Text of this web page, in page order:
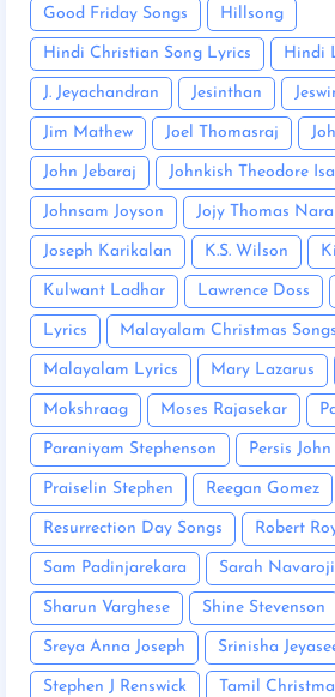
Good Friday Songs Hillsong
Hindi Christian Song Lyrics Hindi
J. Jeyachandran Jesinthan
Jim Mathew Joel Thomasraj
John Jebaraj Johnkish Theodore
Johnsam Joyson Jojy Thomas
Joseph Karikalan K.S. Wilson
Kulwant Ladhar Lawrence Doss
Lyrics Malayalam Christmas Songs
Malayalam Lyrics Mary Lazarus
Mokshraag Moses Rajasekar
Paraniyam Stephenson Persis John
Praiselin Stephen Reegan Gomez
Resurrection Day Songs Robert
Sam Padinjarekara Sarah Navaroji
Sharun Varghese Shine Stevenson
Sreya Anna Joseph Srinisha
Stephen J Renswick Tamil